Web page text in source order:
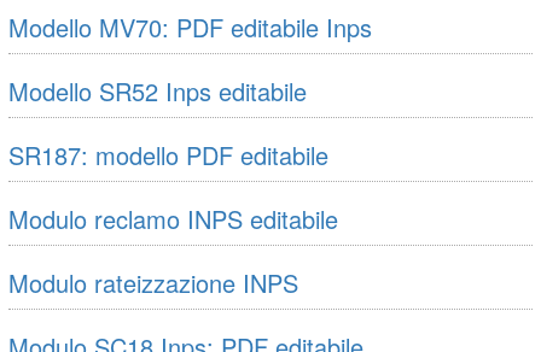
Modello MV70: PDF editabile Inps
Modello SR52 Inps editabile
SR187: modello PDF editabile
Modulo reclamo INPS editabile
Modulo rateizzazione INPS